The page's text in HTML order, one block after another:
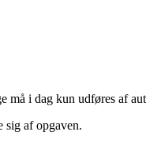
må i dag kun udføres af
sig af opgaven.